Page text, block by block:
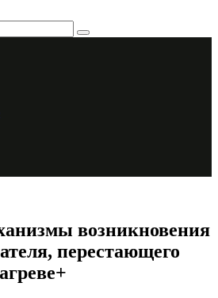
возникновения
перестающего